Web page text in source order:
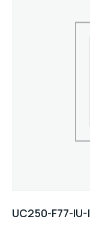
UC250-F77-